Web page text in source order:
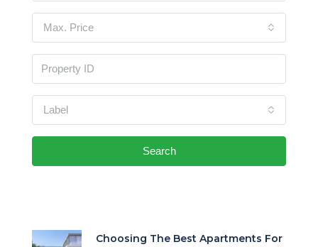
Max. Price
Label
Search
Choosing The Best Apartments For